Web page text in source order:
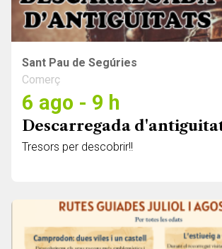
Sant Pau de Segúries
Comerç
6 ago - 9 h
Descarregada
Tresors per descobrir!!